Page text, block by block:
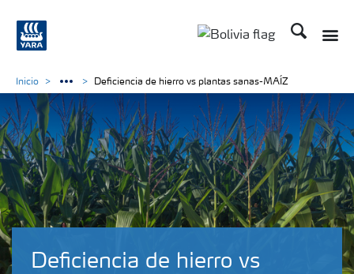
Buscar
Deficiencia de hierro vs
Inicio Deficiencia de hierro vs plantas sanas-MAÍZ